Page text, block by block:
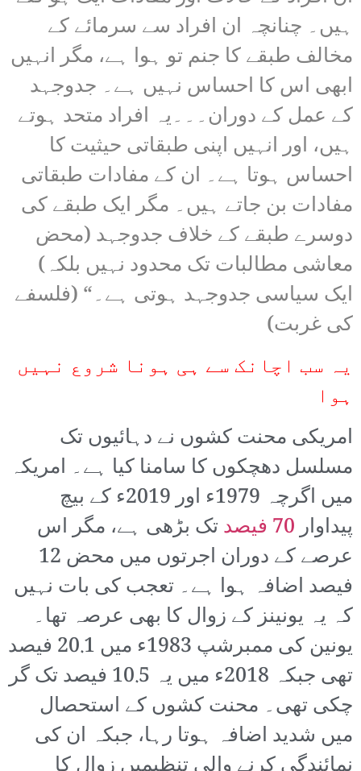
ہیں۔ چنانچہ ان افراد سے سرمائے کے
مخالف طبقے کا جنم تو ہوا ہے، مگر انہیں
ابھی اس کا احساس نہیں ہے۔ جدوجہد
کے عمل کے دوران۔۔۔یہ افراد متحد ہوتے
ہیں، اور انہیں اپنی طبقاتی حیثیت کا
احساس ہوتا ہے۔ ان کے مفادات طبقاتی
مفادات بن جاتے ہیں۔ مگر ایک طبقے کی
دوسرے طبقے کے خلاف جدوجہد (محض
معاشی مطالبات تک محدود نہیں بلکہ)
ایک سیاسی جدوجہد ہوتی ہے۔“ (فلسفے
کی غربت)
یہ سب اچانک سے ہی ہونا شروع نہیں
ہوا
امریکی محنت کشوں نے دہائیوں تک
مسلسل دھچکوں کا سامنا کیا ہے۔ امریکہ
میں اگرچہ 1979ء اور 2019ء کے بیچ
پیداوار70 فیصد
تک بڑھی ہے، مگر اس
عرصے کے دوران اجرتوں میں محض 12
فیصد اضافہ ہوا ہے۔ تعجب کی بات نہیں
کہ یہ یونینز کے زوال کا بھی عرصہ تھا۔
یونین کی ممبرشپ 1983ء میں 20.1 فیصد
تھی جبکہ 2018ء میں یہ 10.5 فیصد تک گر
چکی تھی۔ محنت کشوں کے استحصال
میں شدید اضافہ ہوتا رہا، جبکہ ان کی